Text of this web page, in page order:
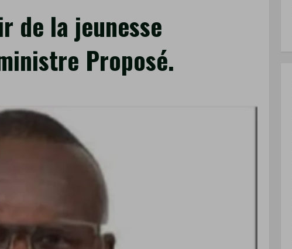
de la jeunesse
Proposé.